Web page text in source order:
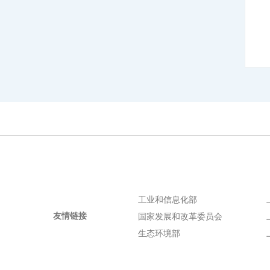
工业和信息化部
国家发展和改革委员会
生态环境部
友情链接